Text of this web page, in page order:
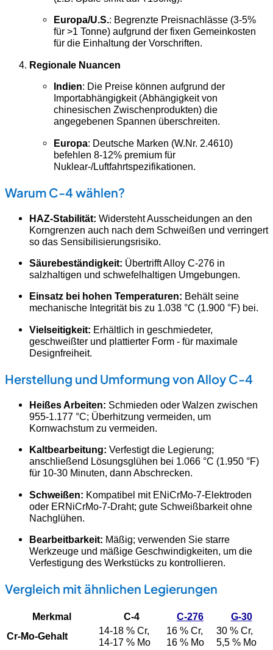
Europa/U.S.: Begrenzte Preisnachlässe (3-5%
für >1 Tonne) aufgrund der fixen Gemeinkosten
für die Einhaltung der Vorschriften.
Regionale Nuancen
Indien: Die Preise können aufgrund der
Importabhängigkeit (Abhängigkeit von
chinesischen Zwischenprodukten) die
angegebenen Spannen überschreiten.
Europa: Deutsche Marken (W.Nr. 2.4610)
befehlen 8-12% premium für
Nuklear-/Luftfahrtspezifikationen.
Warum C-4 wählen?
HAZ-Stabilität: Widersteht Ausscheidungen an den
Korngrenzen auch nach dem Schweißen und verringert
so das Sensibilisierungsrisiko.
Säurebeständigkeit: Übertrifft Alloy C-276 in
salzhaltigen und schwefelhaltigen Umgebungen.
Einsatz bei hohen Temperaturen: Behält seine
mechanische Integrität bis zu 1.038 °C (1.900 °F) bei.
Vielseitigkeit: Erhältlich in geschmiedeter,
geschweißter und plattierter Form - für maximale
Designfreiheit.
Herstellung und Umformung von Alloy C-4
Heißes Arbeiten: Schmieden oder Walzen zwischen
955-1.177 °C; Überhitzung vermeiden, um
Kornwachstum zu vermeiden.
Kaltbearbeitung: Verfestigt die Legierung;
anschließend Lösungsglühen bei 1.066 °C (1.950 °F)
für 10-30 Minuten, dann Abschrecken.
Schweißen: Kompatibel mit ENiCrMo-7-Elektroden
oder ERNiCrMo-7-Draht; gute Schweißbarkeit ohne
Nachglühen.
Bearbeitbarkeit: Mäßig; verwenden Sie starre
Werkzeuge und mäßige Geschwindigkeiten, um die
Verfestigung des Werkstücks zu kontrollieren.
Vergleich mit ähnlichen Legierungen
Merkmal C-4 C-276
G-30
Cr-Mo-Gehalt
14-18 % Cr,
14-17 % Mo
16 % Cr,
16 % Mo
30 % Cr,
5,5 % Mo